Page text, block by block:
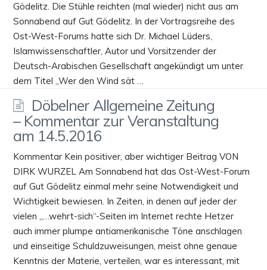
Gödelitz. Die Stühle reichten (mal wieder) nicht aus am
Sonnabend auf Gut Gödelitz. In der Vortragsreihe des
Ost-West-Forums hatte sich Dr. Michael Lüders,
Islamwissenschaftler, Autor und Vorsitzender der
Deutsch-Arabischen Gesellschaft angekündigt um unter
dem Titel „Wer den Wind sät …
Döbelner Allgemeine Zeitung
– Kommentar zur Veranstaltung
am 14.5.2016
Kommentar Kein positiver, aber wichtiger Beitrag VON
DIRK WURZEL Am Sonnabend hat das Ost-West-Forum
auf Gut Gödelitz einmal mehr seine Notwendigkeit und
Wichtigkeit bewiesen. In Zeiten, in denen auf jeder der
vielen „…wehrt-sich“-Seiten im Internet rechte Hetzer
auch immer plumpe antiamerikanische Töne anschlagen
und einseitige Schuldzuweisungen, meist ohne genaue
Kenntnis der Materie, verteilen, war es interessant, mit